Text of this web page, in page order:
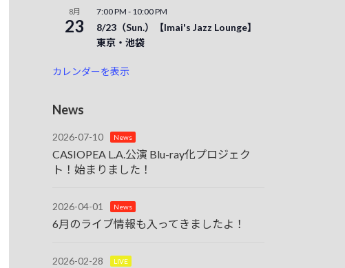
8月
23
7:00 PM - 10:00 PM
8/23（Sun.）【Imai's Jazz Lounge】
東京・池袋
カレンダーを表示
News
2026-07-10 News
CASIOPEA L.A.公演 Blu-ray化プロジェク
ト！始まりました！
2026-04-01 News
6月のライブ情報も入ってきましたよ！
2026-02-28 LIVE